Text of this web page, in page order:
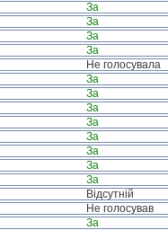
За
За
За
За
Не голосувала
За
За
За
За
За
За
За
За
Відсутній
Не голосував
За